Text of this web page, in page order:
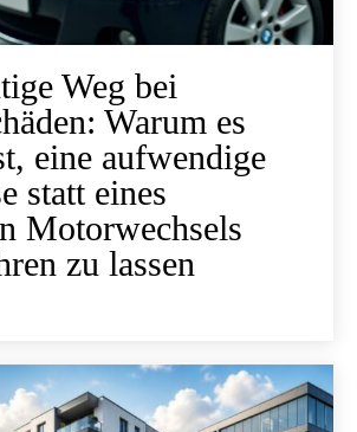
Weg bei
Warum es
eine aufwendige
statt eines
Motorwechsels
zu lassen